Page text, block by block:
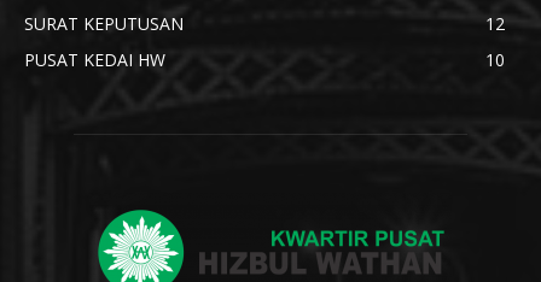
SURAT KEPUTUSAN
12
PUSAT KEDAI HW
10